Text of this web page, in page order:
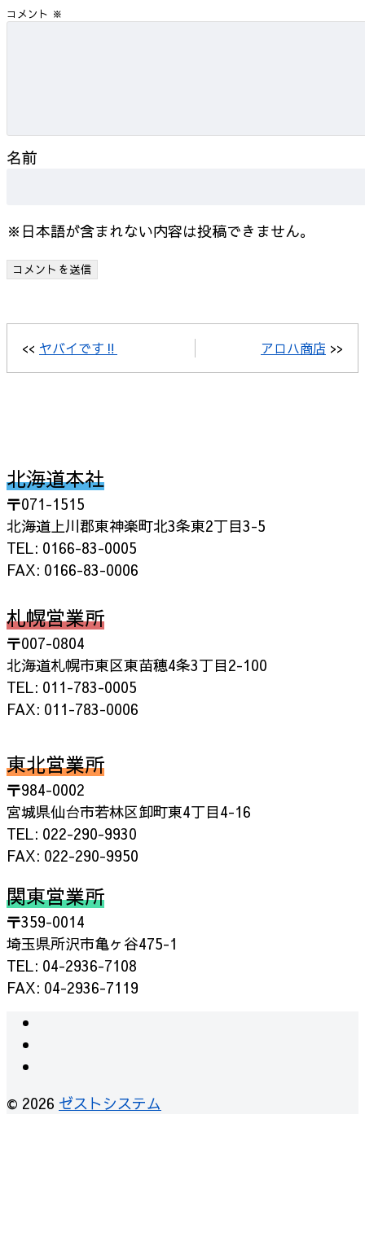
コメント ※
名前
※日本語が含まれない内容は投稿できません。
<< ヤバイです‼ アロハ商店 >>
北海道本社
〒071-1515
北海道上川郡東神楽町北3条東2丁目3-5
TEL: 0166-83-0005
FAX: 0166-83-0006
札幌営業所
〒007-0804
北海道札幌市東区東苗穂4条3丁目2-100
TEL: 011-783-0005
FAX: 011-783-0006
東北営業所
〒984-0002
宮城県仙台市若林区卸町東4丁目4-16
TEL: 022-290-9930
FAX: 022-290-9950
関東営業所
〒359-0014
埼玉県所沢市亀ヶ谷475-1
TEL: 04-2936-7108
FAX: 04-2936-7119
© 2026 ゼストシステム